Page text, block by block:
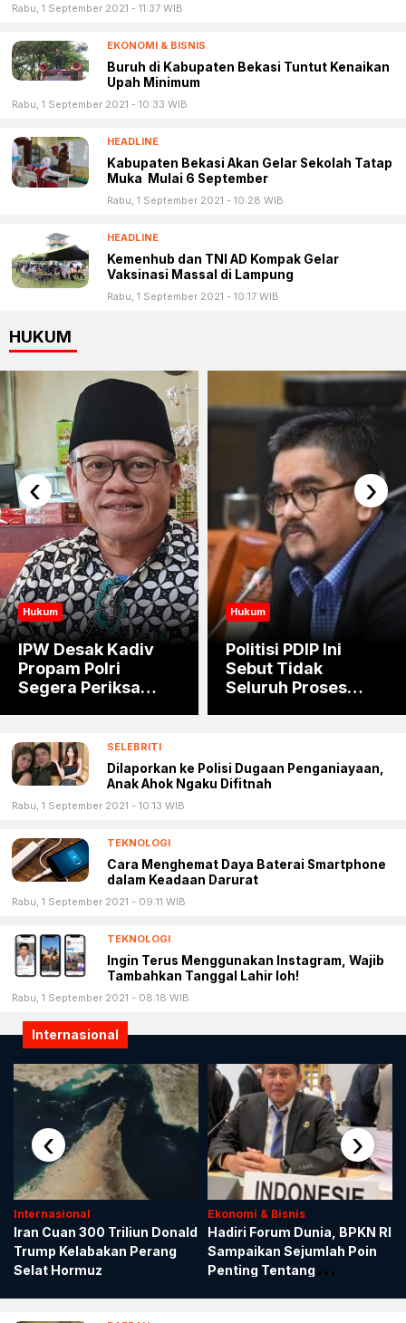
Rabu, 1 September 2021 - 11:37 WIB
EKONOMI & BISNIS
Buruh di Kabupaten Bekasi Tuntut Kenaikan
Upah Minimum
Rabu, 1 September 2021 - 10:33 WIB
HEADLINE
Kabupaten Bekasi Akan Gelar Sekolah Tatap
Muka Mulai 6 September
Rabu, 1 September 2021 - 10:28 WIB
HEADLINE
Kemenhub dan TNI AD Kompak Gelar
Vaksinasi Massal di Lampung
Rabu, 1 September 2021 - 10:17 WIB
HUKUM
Hukum
IPW Desak Kadiv
Propam Polri
Segera Periksa
Hukum
Politisi PDIP Ini
Sebut Tidak
Seluruh Proses
‹ ›
SELEBRITI
Dilaporkan ke Polisi Dugaan Penganiayaan,
Anak Ahok Ngaku Difitnah
Rabu, 1 September 2021 - 10:13 WIB
TEKNOLOGI
Cara Menghemat Daya Baterai Smartphone
dalam Keadaan Darurat
Rabu, 1 September 2021 - 09:11 WIB
TEKNOLOGI
Ingin Terus Menggunakan Instagram, Wajib
Tambahkan Tanggal Lahir loh!
Rabu, 1 September 2021 - 08:18 WIB
Internasional
Internasional
Iran Cuan 300 Triliun Donald
Trump Kelabakan Perang
Selat Hormuz
Ekonomi & Bisnis
Hadiri Forum Dunia, BPKN RI
Sampaikan Sejumlah Poin
Penting Tentang
‹ ›